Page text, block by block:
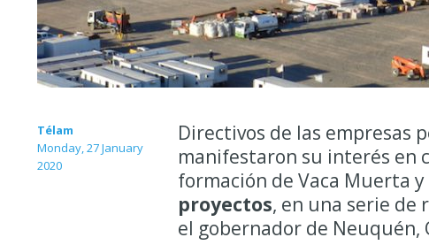
Télam
Monday, 27 January
2020
Directivos de las empresas
manifestaron su interés en
formación de Vaca Muerta y
proyectos, en una serie de
el gobernador de Neuquén,